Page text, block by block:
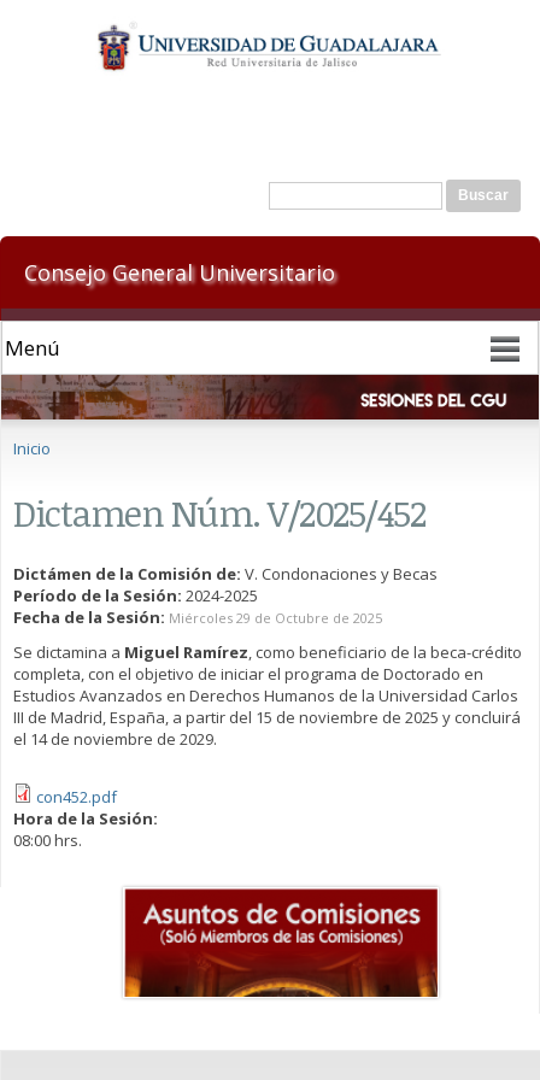
contenido
principal
Formulario de búsqueda
Buscar
Consejo General Universitario
Inicio
Dictamen Núm. V/2025/452
Dictámen de la Comisión de: V. Condonaciones y Becas
Período de la Sesión: 2024-2025
Fecha de la Sesión: Miércoles 29 de Octubre de 2025
Se dictamina a Miguel Ramírez, como beneficiario de la beca-crédito
completa, con el objetivo de iniciar el programa de Doctorado en
Estudios Avanzados en Derechos Humanos de la Universidad Carlos
III de Madrid, España, a partir del 15 de noviembre de 2025 y concluirá
el 14 de noviembre de 2029.
con452.pdf
Hora de la Sesión:
08:00 hrs.